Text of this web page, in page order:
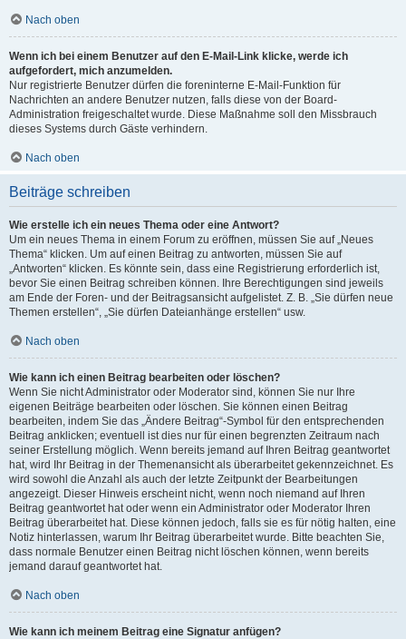
Nach oben
Wenn ich bei einem Benutzer auf den E-Mail-Link klicke, werde ich
aufgefordert, mich anzumelden.
Nur registrierte Benutzer dürfen die foreninterne E-Mail-Funktion für
Nachrichten an andere Benutzer nutzen, falls diese von der Board-
Administration freigeschaltet wurde. Diese Maßnahme soll den Missbrauch
dieses Systems durch Gäste verhindern.
Nach oben
Beiträge schreiben
Wie erstelle ich ein neues Thema oder eine Antwort?
Um ein neues Thema in einem Forum zu eröffnen, müssen Sie auf „Neues
Thema“ klicken. Um auf einen Beitrag zu antworten, müssen Sie auf
„Antworten“ klicken. Es könnte sein, dass eine Registrierung erforderlich ist,
bevor Sie einen Beitrag schreiben können. Ihre Berechtigungen sind jeweils
am Ende der Foren- und der Beitragsansicht aufgelistet. Z. B. „Sie dürfen neue
Themen erstellen“, „Sie dürfen Dateianhänge erstellen“ usw.
Nach oben
Wie kann ich einen Beitrag bearbeiten oder löschen?
Wenn Sie nicht Administrator oder Moderator sind, können Sie nur Ihre
eigenen Beiträge bearbeiten oder löschen. Sie können einen Beitrag
bearbeiten, indem Sie das „Ändere Beitrag“-Symbol für den entsprechenden
Beitrag anklicken; eventuell ist dies nur für einen begrenzten Zeitraum nach
seiner Erstellung möglich. Wenn bereits jemand auf Ihren Beitrag geantwortet
hat, wird Ihr Beitrag in der Themenansicht als überarbeitet gekennzeichnet. Es
wird sowohl die Anzahl als auch der letzte Zeitpunkt der Bearbeitungen
angezeigt. Dieser Hinweis erscheint nicht, wenn noch niemand auf Ihren
Beitrag geantwortet hat oder wenn ein Administrator oder Moderator Ihren
Beitrag überarbeitet hat. Diese können jedoch, falls sie es für nötig halten, eine
Notiz hinterlassen, warum Ihr Beitrag überarbeitet wurde. Bitte beachten Sie,
dass normale Benutzer einen Beitrag nicht löschen können, wenn bereits
jemand darauf geantwortet hat.
Nach oben
Wie kann ich meinem Beitrag eine Signatur anfügen?